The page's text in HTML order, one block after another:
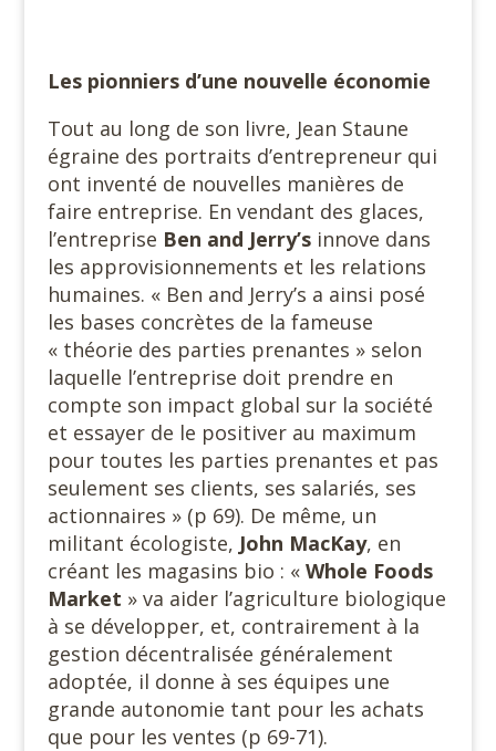
Les pionniers d’une nouvelle économie
Tout au long de son livre, Jean Staune
égraine des portraits d’entrepreneur qui
ont inventé de nouvelles manières de
faire entreprise. En vendant des glaces,
l’entreprise Ben and Jerry’sinnove dans
les approvisionnements et les relations
humaines. « Ben and Jerry’s a ainsi posé
les bases concrètes de la fameuse
« théorie des parties prenantes » selon
laquelle l’entreprise doit prendre en
compte son impact global sur la société
et essayer de le positiver au maximum
pour toutes les parties prenantes et pas
seulement ses clients, ses salariés, ses
actionnaires » (p 69). De même, un
militant écologiste, John MacKay, en
créant les magasins bio : « Whole Foods
Market » va aider l’agriculture biologique
à se développer, et, contrairement à la
gestion décentralisée généralement
adoptée, il donne à ses équipes une
grande autonomie tant pour les achats
que pour les ventes (p 69-71).